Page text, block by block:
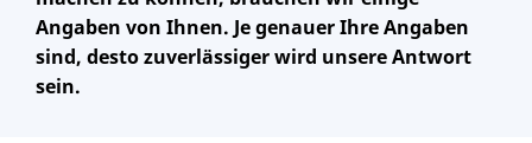
Angaben von Ihnen. Je genauer Ihre Angaben
sind, desto zuverlässiger wird unsere Antwort
sein.